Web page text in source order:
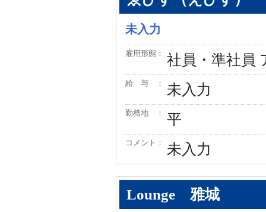
未入力
雇用形態： 社員・準社員
給 与 ： 未入力
勤務地 ： 平
コメント： 未入力
Lounge 雅城